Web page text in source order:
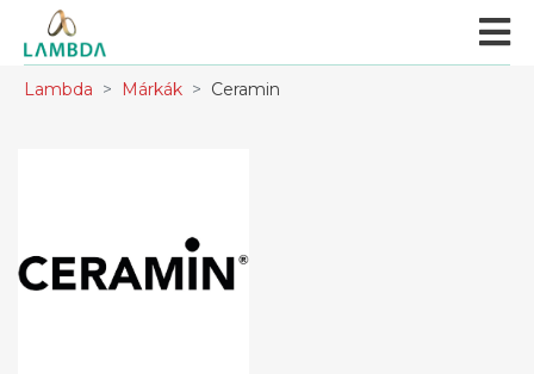
Lambda Márkák Ceramin